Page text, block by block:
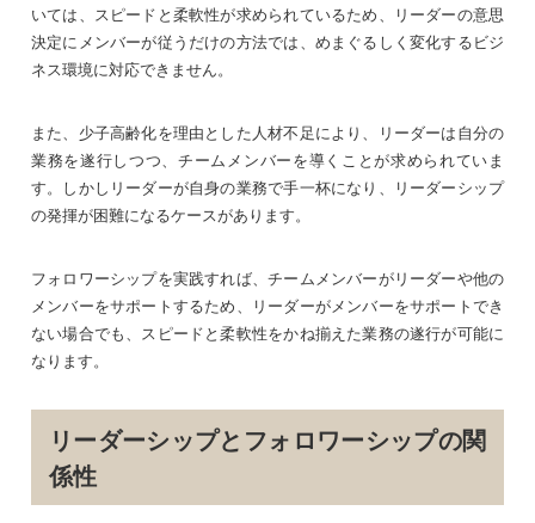
いては、スピードと柔軟性が求められているため、リーダーの意思
決定にメンバーが従うだけの方法では、めまぐるしく変化するビジ
ネス環境に対応できません。
また、少子高齢化を理由とした人材不足により、リーダーは自分の
業務を遂行しつつ、チームメンバーを導くことが求められていま
す。しかしリーダーが自身の業務で手一杯になり、リーダーシップ
の発揮が困難になるケースがあります。
フォロワーシップを実践すれば、チームメンバーがリーダーや他の
メンバーをサポートするため、リーダーがメンバーをサポートでき
ない場合でも、スピードと柔軟性をかね揃えた業務の遂行が可能に
なります。
リーダーシップとフォロワーシップの関
係性